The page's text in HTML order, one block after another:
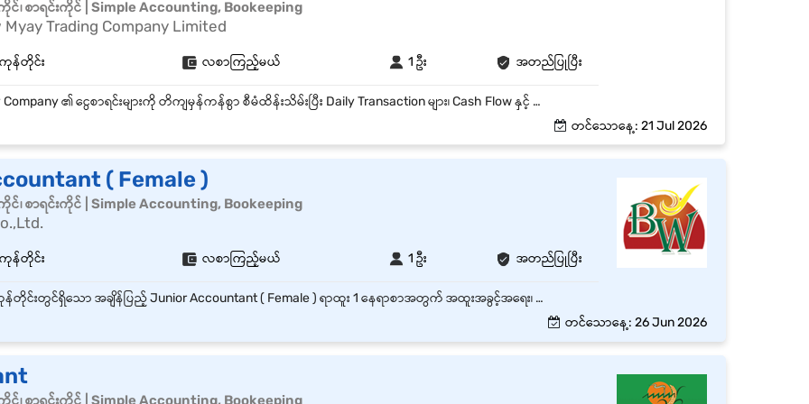
၊ စာရင်းကိုင် | Simple Accounting, Bookeeping
Myay Trading Company Limited
ကုန်တိုင်း လစာကြည့်မယ် 1 ဦး အတည်ပြုပြီး
Job Summary Company ၏ ငွေစာရင်းများကို တိကျမှန်ကန်စွာ စီမံထိန်းသိမ်းပြီး Daily Transaction များ၊ Cash Flow နှင့် Financial Report များကို စနစ်တကျ ဆောင်ရွက်ရန်။ Job Responsibilities Daily income / expense စာရင်းများ ထည့်သွင်းခြင်း Cash Book, Ledger နှင့် Accounting Records များ ထိန်းသိမ်းခြင်း Voucher, Invoice, Receipt များ စစ်ဆေးခြင်း Monthly Financial Report များ ပြုစုတင်ပြခြင်း Bank Transaction နှင့် Cash Flow စစ်ဆေးခြင်း Management မှ ပေးအပ်သော အခြားတာဝန်များ ဆောင်ရွက်ခြင်း
တင်သောနေ့: 21 Jul 2026
( Female )
၊ စာရင်းကိုင် | Simple Accounting, Bookeeping
ကုန်တိုင်း လစာကြည့်မယ် 1 ဦး အတည်ပြုပြီး
မရမ်းကုန်း၊ ရန်ကုန်တိုင်းတွင်ရှိသော အချိန်ပြည့် Junior Accountant ( Female ) ရာထူး 1 နေရာစာအတွက် အထူးအခွင့်အရေး၊ လုပ်သက် - အတွေ့အကြုံမရှိ နှင့် လစဉ် လစာကောင်းကောင်းပေးမည်။ Office Hours : 9:00 AM To 5:30 PM OFF Days : Sunday & Public Holidays
တင်သောနေ့: 26 Jun 2026
၊ စာရင်းကိုင် | Simple Accounting, Bookeeping